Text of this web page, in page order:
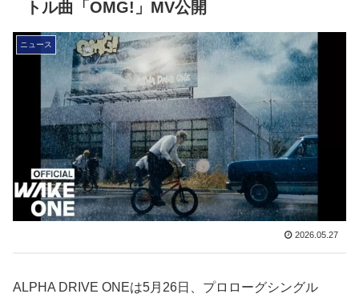
トル曲「OMG!」MV公開
ニュース
2026.05.27
ALPHA DRIVE ONEは5月26日、プロローグシングル